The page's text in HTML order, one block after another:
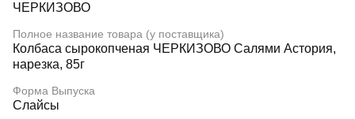
ЧЕРКИЗОВО
Полное название товара (у поставщика)
Колбаса сырокопченая ЧЕРКИЗОВО Салями Астория,
нарезка, 85г
Форма Выпуска
Слайсы